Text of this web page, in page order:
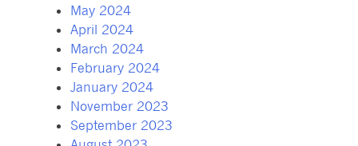
May 2024
April 2024
March 2024
February 2024
January 2024
November 2023
September 2023